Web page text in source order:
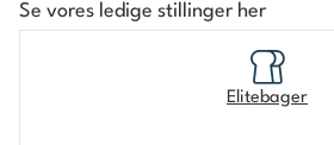
Se vores ledige stillinger her
Elitebager